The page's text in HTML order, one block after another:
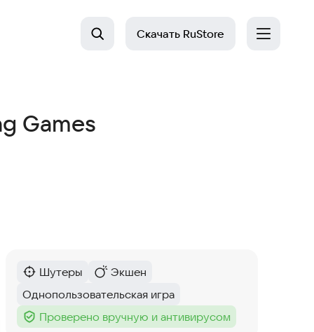
Скачать RuStore
Games
Категория:
Шутеры
Категория
Экшен
Тег:
Однопользовательская игра
Тег :
Проверено вручную и антивирусом